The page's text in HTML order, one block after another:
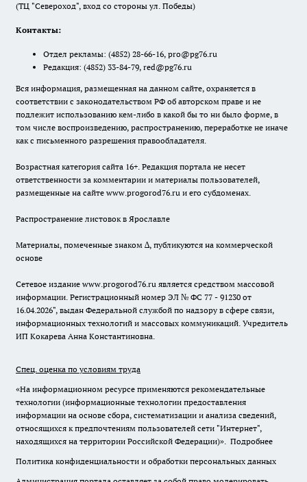
(ТЦ "Североход", вход со стороны ул. Победы)
Контакты:
Отдел рекламы: (4852) 28-66-16, pro@pg76.ru
Редакция: (4852) 33-84-79, red@pg76.ru
Вся информация, размещенная на данном сайте, охраняется в
соответствии с законодательством РФ об авторском праве и не
подлежит использованию кем-либо в какой бы то ни было форме, в
том числе воспроизведению, распространению, переработке не иначе
как с письменного разрешения правообладателя.
Возрастная категория сайта 16+. Редакция портала не несет
ответственности за комментарии и материалы пользователей,
размещенные на сайте www.progorod76.ru и его субдоменах.
Распространение листовок в Ярославле
Материалы, помеченные знаком ∆, публикуются на коммерческой
основе
Сетевое издание www.progorod76.ru является средством массовой
информации. Регистрационный номер ЭЛ № ФС 77 - 91230 от
16.04.2026", выдан Федеральной службой по надзору в сфере связи,
информационных технологий и массовых коммуникаций. Учредитель
ИП Кокарева Анна Константиновна.
Спец. оценка по условиям труда
«На информационном ресурсе применяются рекомендательные
технологии (информационные технологии предоставления
информации на основе сбора, систематизации и анализа сведений,
относящихся к предпочтениям пользователей сети "Интернет",
находящихся на территории Российской Федерации)». Подробнее
Политика конфиденциальности и обработки персональных данных